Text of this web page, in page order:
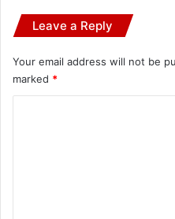
Leave a Reply
Your email address will not be
marked *